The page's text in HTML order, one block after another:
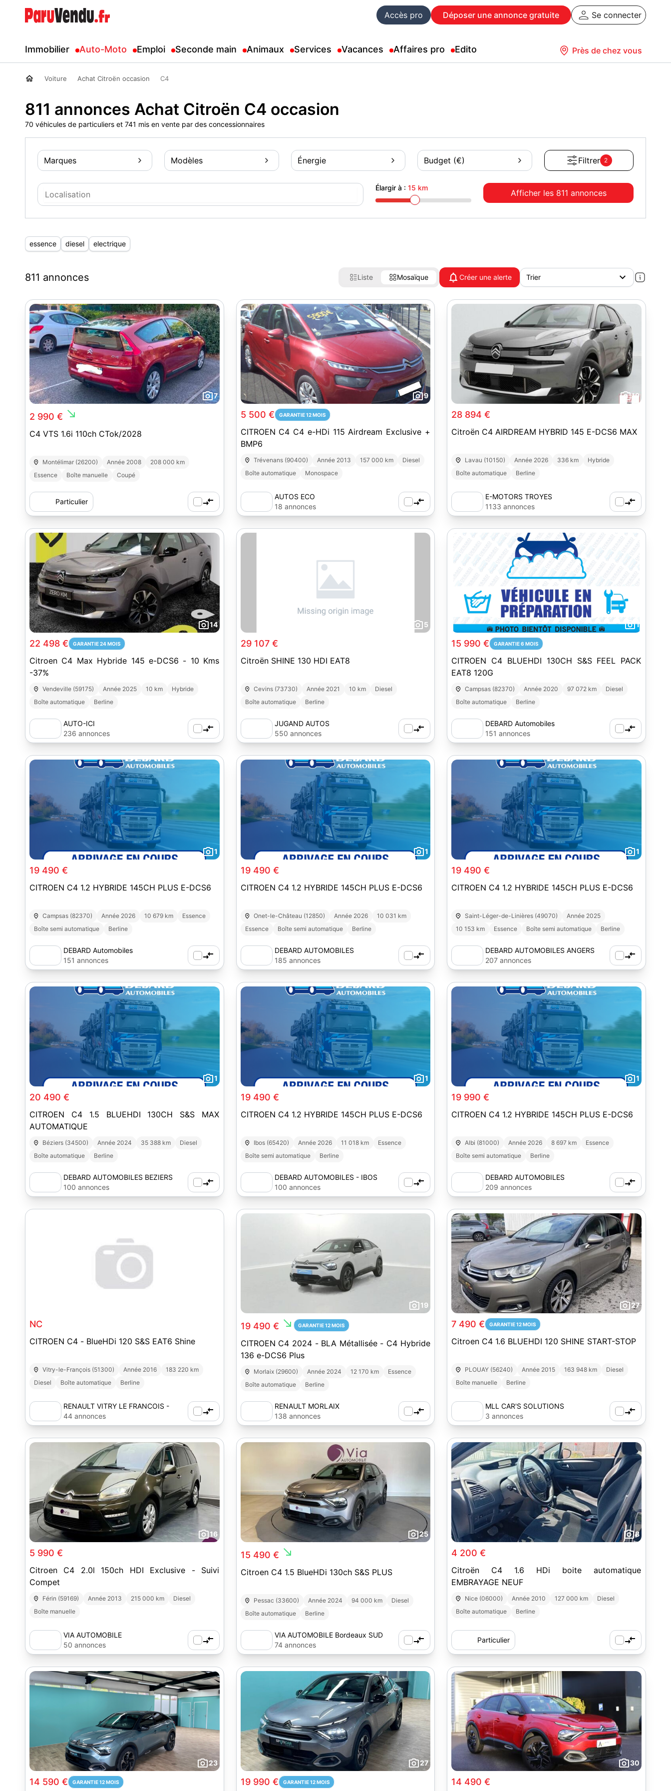
Accès pro Déposer une annonce gratuite Se connecter
Immobilier Auto-Moto Emploi Seconde main Animaux Services Vacances Affaires pro Edito Près de chez vous
Voiture Achat Citroën occasion C4
811 annonces Achat Citroën C4 occasion
70 véhicules de particuliers et 741 mis en vente par des concessionnaires
Marques Modèles Énergie Budget (€) Filtrer 2
Élargir à : 15 km
Afficher les 811 annonces
essence diesel electrique
811 annonces Liste Mosaïque Créer une alerte
7
2 990 € south_east
C4 VTS 1.6i 110ch CTok/2028
Montélimar (26200) Année 2008
208 000 km
Essence
Boîte manuelle Coupé
Particulier
9
5 500 € GARANTIE 12 MOIS
CITROEN C4 C4 e-HDi 115 Airdream Exclusive +
BMP6
Trévenans (90400) Année 2013 157 000 km
Diesel
Boîte automatique
Monospace
AUTOS ECO
18 annonces
19
28 894 €
Citroën C4 AIRDREAM HYBRID 145 E-DCS6 MAX
Lavau (10150) Année 2026 336 km
Hybride
Boîte automatique
Berline
E-MOTORS TROYES
1133 annonces
14
22 498 € GARANTIE 24 MOIS
Citroen C4 Max Hybride 145 e-DCS6 - 10 Kms
-37%
Vendeville (59175) Année 2025 10 km
Hybride
Boîte automatique
Berline
AUTO-ICI
236 annonces
5
29 107 €
Citroën SHINE 130 HDI EAT8
Cevins (73730) Année 2021 10 km
Diesel
Boîte automatique
Berline
JUGAND AUTOS
550 annonces
1
15 990 € GARANTIE 6 MOIS
CITROEN C4 BLUEHDI 130CH S&S FEEL PACK
EAT8 120G
Campsas (82370) Année 2020 97 072 km
Diesel
Boîte automatique
Berline
DEBARD Automobiles
151 annonces
1
19 490 €
CITROEN C4 1.2 HYBRIDE 145CH PLUS E-DCS6
Campsas (82370) Année 2026 10 679 km
Essence
Boîte semi automatique
Berline
DEBARD Automobiles
151 annonces
1
19 490 €
CITROEN C4 1.2 HYBRIDE 145CH PLUS E-DCS6
Onet-le-Château (12850) Année 2026
10 031 km
Essence
Boîte semi automatique Berline
DEBARD AUTOMOBILES
185 annonces
1
19 490 €
CITROEN C4 1.2 HYBRIDE 145CH PLUS E-DCS6
Saint-Léger-de-Linières (49070)
Année 2025
10 153 km
Essence Boîte semi automatique Berline
DEBARD AUTOMOBILES ANGERS
207 annonces
1
20 490 €
CITROEN C4 1.5 BLUEHDI 130CH S&S MAX
AUTOMATIQUE
Béziers (34500) Année 2024 35 388 km
Diesel
Boîte automatique
Berline
DEBARD AUTOMOBILES BEZIERS
100 annonces
1
19 490 €
CITROEN C4 1.2 HYBRIDE 145CH PLUS E-DCS6
Ibos (65420) Année 2026 11 018 km
Essence
Boîte semi automatique
Berline
DEBARD AUTOMOBILES - IBOS
100 annonces
1
19 990 €
CITROEN C4 1.2 HYBRIDE 145CH PLUS E-DCS6
Albi (81000) Année 2026 8 697 km
Essence
Boîte semi automatique
Berline
DEBARD AUTOMOBILES
209 annonces
NC
CITROEN C4 - BlueHDi 120 S&S EAT6 Shine
Vitry-le-François (51300) Année 2016
183 220 km
Diesel
Boîte automatique Berline
RENAULT VITRY LE FRANCOIS -
SERVICES ET VENTES
AUTOMOBILES
44 annonces
19
19 490 € south_east GARANTIE 12 MOIS
CITROEN C4 2024 - BLA Métallisée - C4 Hybride
136 e-DCS6 Plus
Morlaix (29600) Année 2024 12 170 km
Essence
Boîte automatique
Berline
RENAULT MORLAIX
138 annonces
27
7 490 € GARANTIE 12 MOIS
Citroen C4 1.6 BLUEHDI 120 SHINE START-STOP
PLOUAY (56240) Année 2015 163 948 km
Diesel
Boîte manuelle
Berline
MLL CAR'S SOLUTIONS
3 annonces
16
5 990 €
Citroen C4 2.0l 150ch HDI Exclusive - Suivi
Compet
Férin (59169) Année 2013 215 000 km
Diesel
Boîte manuelle
VIA AUTOMOBILE
50 annonces
25
15 490 € south_east
Citroen C4 1.5 BlueHDi 130ch S&S PLUS
Pessac (33600) Année 2024 94 000 km
Diesel
Boîte automatique
Berline
VIA AUTOMOBILE Bordeaux SUD
(33)
74 annonces
8
4 200 €
Citroën C4 1.6 HDi boite automatique
EMBRAYAGE NEUF
Nice (06000) Année 2010 127 000 km
Diesel
Boîte automatique
Berline
Particulier
23
14 590 € GARANTIE 12 MOIS
27
19 990 € GARANTIE 12 MOIS
30
14 490 €